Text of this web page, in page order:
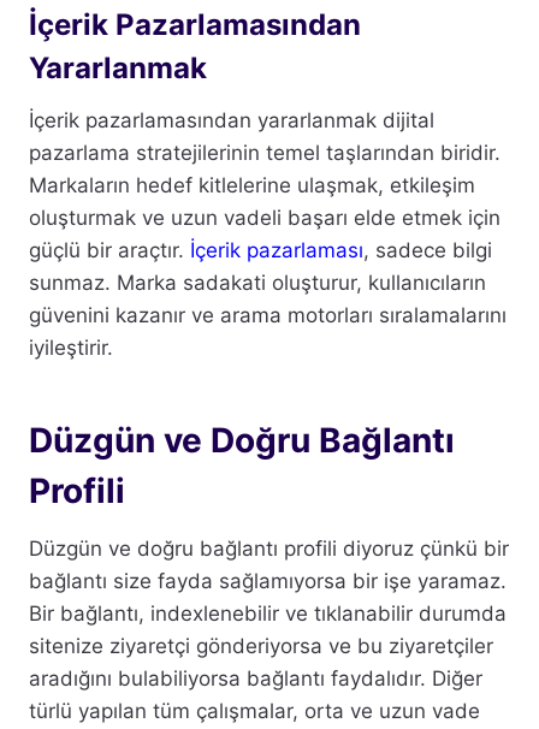
İçerik Pazarlamasından
Yararlanmak
İçerik pazarlamasından yararlanmak dijital
pazarlama stratejilerinin temel taşlarından biridir.
Markaların hedef kitlelerine ulaşmak, etkileşim
oluşturmak ve uzun vadeli başarı elde etmek için
güçlü bir araçtır. İçerik pazarlaması, sadece bilgi
sunmaz. Marka sadakati oluşturur, kullanıcıların
güvenini kazanır ve arama motorları sıralamalarını
iyileştirir.
Düzgün ve Doğru Bağlantı
Profili
Düzgün ve doğru bağlantı profili diyoruz çünkü bir
bağlantı size fayda sağlamıyorsa bir işe yaramaz.
Bir bağlantı, indexlenebilir ve tıklanabilir durumda
sitenize ziyaretçi gönderiyorsa ve bu ziyaretçiler
aradığını bulabiliyorsa bağlantı faydalıdır. Diğer
türlü yapılan tüm çalışmalar, orta ve uzun vade